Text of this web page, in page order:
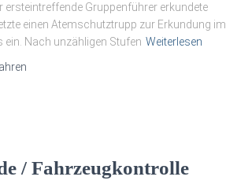
ersteintreffende Gruppenführer erkundete
einen Atemschutztrupp zur Erkundung im
ein. Nach unzähligen Stufen Weiterlesen
/ Fahrzeugkontrolle